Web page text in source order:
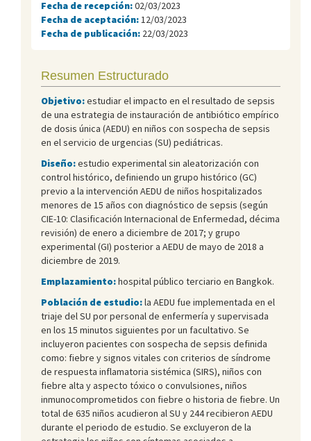
Fecha de recepción:02/03/2023
Fecha de aceptación: 12/03/2023
Fecha de publicación: 22/03/2023
Resumen Estructurado
Objetivo:estudiar el impacto en el resultado de sepsis
de una estrategia de instauración de antibiótico empírico
de dosis única (AEDU) en niños con sospecha de sepsis
en el servicio de urgencias (SU) pediátricas.
Diseño:estudio experimental sin aleatorización con
control histórico, definiendo un grupo histórico (GC)
previo a la intervención AEDU de niños hospitalizados
menores de 15 años con diagnóstico de sepsis (según
CIE-10: Clasificación Internacional de Enfermedad, décima
revisión) de enero a diciembre de 2017; y grupo
experimental (GI) posterior a AEDU de mayo de 2018 a
diciembre de 2019.
Emplazamiento:hospital público terciario en Bangkok.
Población de estudio:la AEDU fue implementada en el
triaje del SU por personal de enfermería y supervisada
en los 15 minutos siguientes por un facultativo. Se
incluyeron pacientes con sospecha de sepsis definida
como: fiebre y signos vitales con criterios de síndrome
de respuesta inflamatoria sistémica (SIRS), niños con
fiebre alta y aspecto tóxico o convulsiones, niños
inmunocomprometidos con fiebre o historia de fiebre. Un
total de 635 niños acudieron al SU y 244 recibieron AEDU
durante el periodo de estudio. Se excluyeron de la